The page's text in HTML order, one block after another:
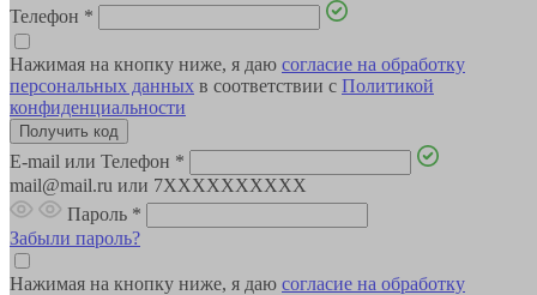
Телефон *
Нажимая на кнопку ниже, я даю согласие на обработку
персональных данных в соответствии с Политикой
конфиденциальности
E-mail или Телефон *
mail@mail.ru или 7XXXXXXXXXX
Пароль *
Забыли пароль?
Нажимая на кнопку ниже, я даю согласие на обработку